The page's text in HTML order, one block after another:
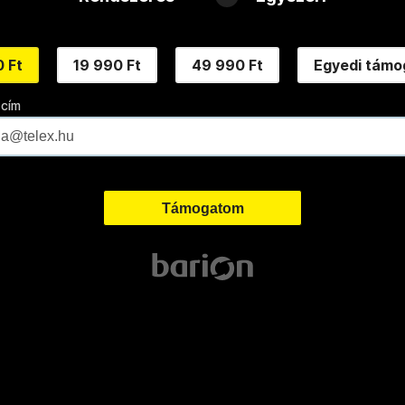
Ft 19 990 Ft 49 990 Ft Egyedi